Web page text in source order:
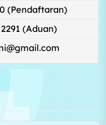
(Pendaftaran)
(Aduan)